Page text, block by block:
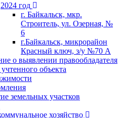
2024 год
г. Байкальск, мкр.
Строитель, ул. Озерная, №
6
г.Байкальск, микрорайон
Красный ключ, з/у №70 А
о выявлении правообладателя
объекта
земельных участков
хозяйство